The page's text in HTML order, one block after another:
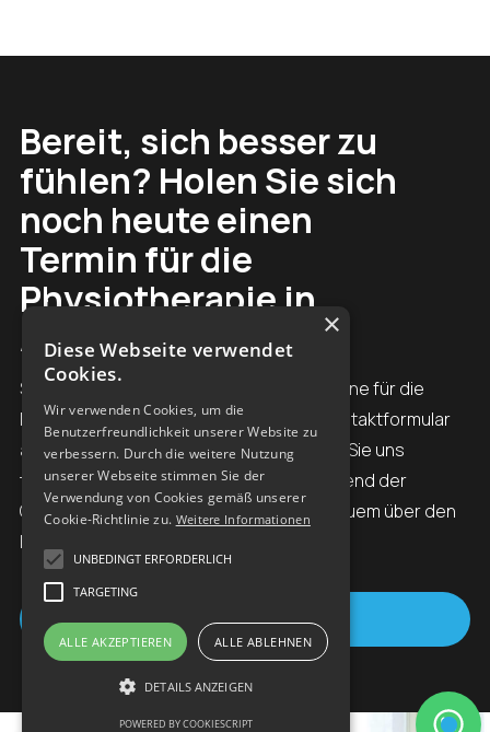
Bereit, sich besser zu
fühlen? Holen Sie sich
noch heute einen
Termin für die
Physiotherapie in
Altenkirchen
Sie haben bei uns die Möglichkeiten Termine für die
Physiotherapie in Altenkirchen mittels Kontaktformular
anzufragen, am einfachsten ist es, wenn Sie uns
telefonisch kontaktieren oder aber während der
Öffnungszeiten per WhatsApp (ganz bequem über den
Button an der Seite).
Kontakt
×
Diese Webseite verwendet
Cookies.
Wir verwenden Cookies, um die
Benutzerfreundlichkeit unserer Website zu
verbessern. Durch die weitere Nutzung
unserer Webseite stimmen Sie der
Verwendung von Cookies gemäß unserer
Cookie-Richtlinie zu. Weitere Informationen
UNBEDINGT ERFORDERLICH
TARGETING
ALLE AKZEPTIEREN ALLE ABLEHNEN
DETAILS ANZEIGEN
POWERED BY COOKIESCRIPT